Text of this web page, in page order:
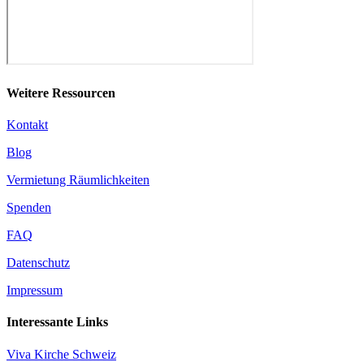
Weitere Ressourcen
Kontakt
Blog
Vermietung Räumlichkeiten
Spenden
FAQ
Datenschutz
Impressum
Interessante Links
Viva Kirche Schweiz